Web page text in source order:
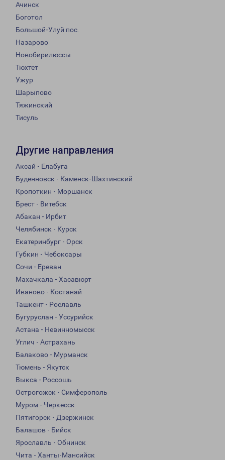
Ачинск
Боготол
Большой-Улуй пос.
Назарово
Новобирилюссы
Тюхтет
Ужур
Шарыпово
Тяжинский
Тисуль
Другие направления
Аксай - Елабуга
Буденновск - Каменск-Шахтинский
Кропоткин - Моршанск
Брест - Витебск
Абакан - Ирбит
Челябинск - Курск
Екатеринбург - Орск
Губкин - Чебоксары
Сочи - Ереван
Махачкала - Хасавюрт
Иваново - Костанай
Ташкент - Рославль
Бугуруслан - Уссурийск
Астана - Невинномысск
Углич - Астрахань
Балаково - Мурманск
Тюмень - Якутск
Выкса - Россошь
Острогожск - Симферополь
Муром - Черкесск
Пятигорск - Дзержинск
Балашов - Бийск
Ярославль - Обнинск
Чита - Ханты-Мансийск